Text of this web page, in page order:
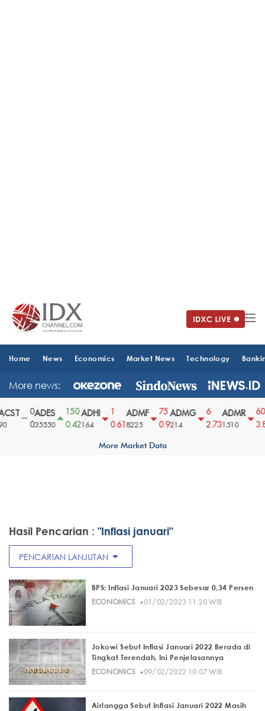
Home News Economics Market News Technology
More news:
ADES
35550
150
0.42
ADHI
164
0.61
ADMF
8225
75
0.9
ADMG
214
6
2.73
ADMR
1510
60
More Market Data
Hasil Pencarian : "Inflasi januari"
PENCARIAN LANJUTAN arrow_drop_down
BPS: Inflasi Januari 2023 Sebesar 0,34 Persen
ECONOMICS· 01/02/2023 11:20 WIB
Jokowi Sebut Inflasi Januari 2022 Berada di
Tingkat Terendah, Ini Penjelasannya
ECONOMICS· 09/02/2022 10:07 WIB
Airlangga Sebut Inflasi Januari 2022 Masih